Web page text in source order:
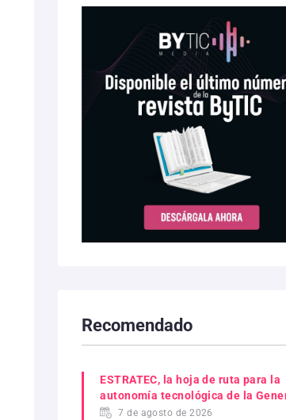
Recomendado
ESTRATEC, la hoja de ruta para la
autonomía tecnológica de la
7 de agosto de 2026